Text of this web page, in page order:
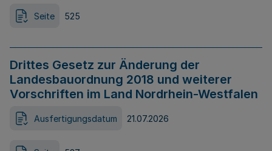
Seite 525
Drittes Gesetz zur Änderung der
Landesbauordnung 2018 und weiterer
Vorschriften im Land Nordrhein-Westfalen
Ausfertigungsdatum 21.07.2026